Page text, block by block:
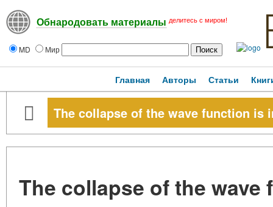
Обнародовать материалы делитесь с миром!
MD Мир
Главная Авторы Статьи
The collapse of the wave function is
The collapse of the